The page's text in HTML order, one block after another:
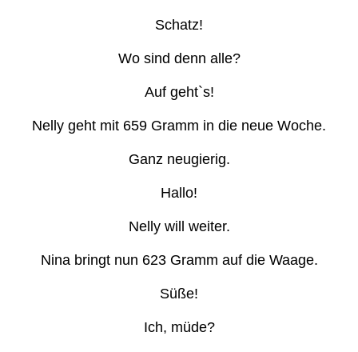
Schatz!
Wo sind denn alle?
Auf geht`s!
Nelly geht mit 659 Gramm in die neue Woche.
Ganz neugierig.
Hallo!
Nelly will weiter.
Nina bringt nun 623 Gramm auf die Waage.
Süße!
Ich, müde?